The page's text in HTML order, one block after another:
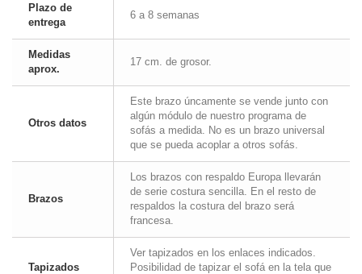
Plazo de
entrega
6 a 8 semanas
Medidas
aprox.
17 cm. de grosor.
Otros datos
Este brazo úncamente se vende junto con
algún módulo de nuestro programa de
sofás a medida. No es un brazo universal
que se pueda acoplar a otros sofás.
Brazos
Los brazos con respaldo Europa llevarán
de serie costura sencilla. En el resto de
respaldos la costura del brazo será
francesa.
Tapizados
Ver tapizados en los enlaces indicados.
Posibilidad de tapizar el sofá en la tela que